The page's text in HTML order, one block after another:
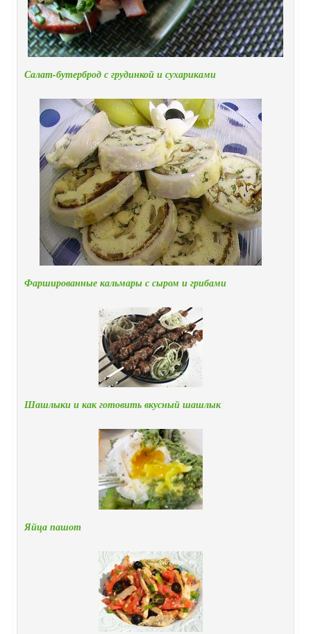
Салат-бутерброд с грудинкой и сухариками
Фаршированные кальмары с сыром и грибами
Шашлыки и как готовить вкусный шашлык
Яйца пашот